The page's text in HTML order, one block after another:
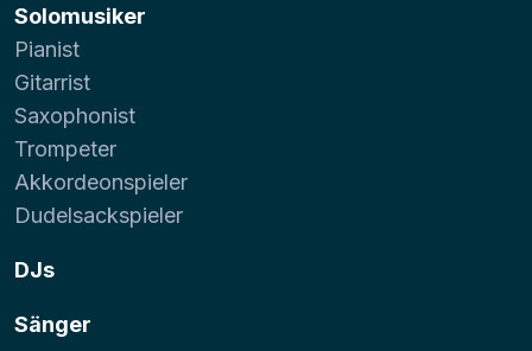
Solomusiker
Pianist
Gitarrist
Saxophonist
Trompeter
Akkordeonspieler
Dudelsackspieler
DJs
Sänger